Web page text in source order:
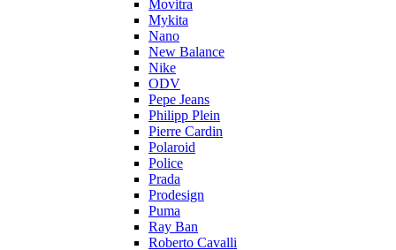
Movitra
Mykita
Nano
New Balance
Nike
ODV
Pepe Jeans
Philipp Plein
Pierre Cardin
Polaroid
Police
Prada
Prodesign
Puma
Ray Ban
Roberto Cavalli